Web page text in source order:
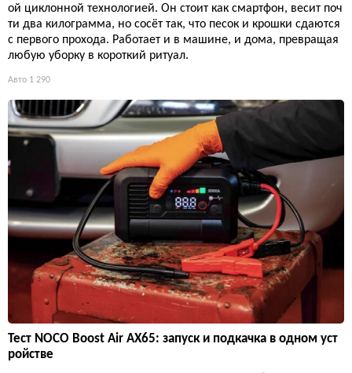
ой циклонной технологией. Он стоит как смартфон, весит поч
ти два килограмма, но сосёт так, что песок и крошки сдаются
с первого прохода. Работает и в машине, и дома, превращая
любую уборку в короткий ритуал.
Авто 1 290
Тест NOCO Boost Air AX65: запуск и подкачка в одном уст
ройстве